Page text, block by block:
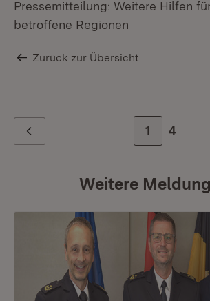
Pressemitteilung: Weitere Hilfen
betroffene Regionen
Zurück zur Übersicht
Zur Seite
1 Zur
4
Weitere